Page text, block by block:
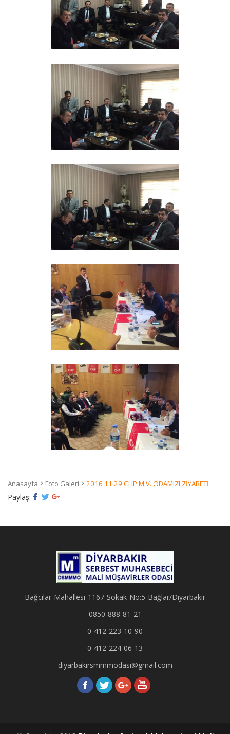
Anasayfa Foto Galeri 2016 11 29 CHP M.V. ODAMIZI ZİYARETİ
Paylaş:
Bağcılar Mahallesi 1167 Sokak No:5 Bağlar/Diyarbakır
0850 888 81 21
0 412 223 10 90
0 412 224 06 13
diyarbakirsmmmodasi@gmail.com